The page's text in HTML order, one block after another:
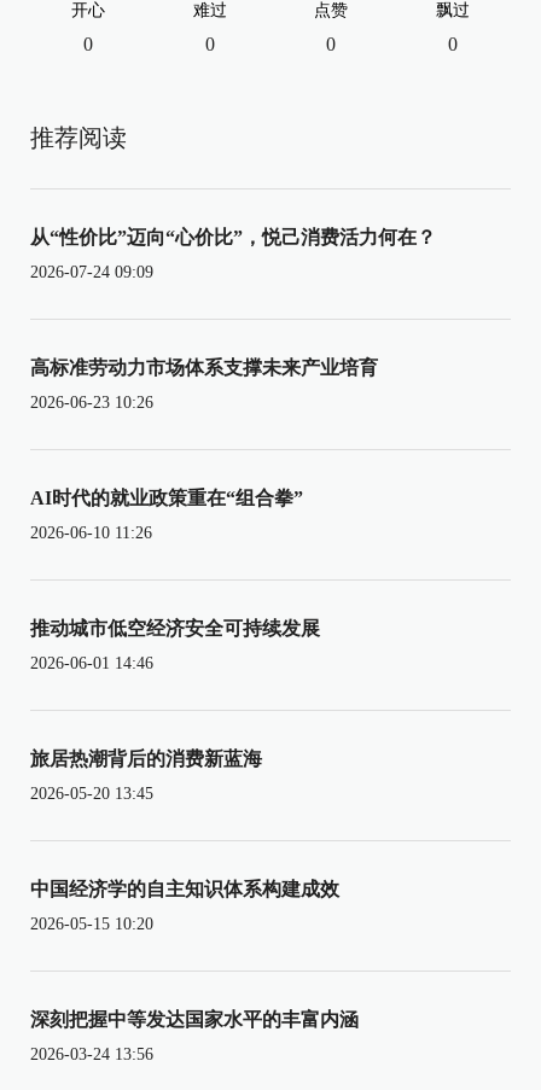
开心
0
难过
0
点赞
0
飘过
0
推荐阅读
从“性价比”迈向“心价比”，悦己消费活力何在？
2026-07-24 09:09
高标准劳动力市场体系支撑未来产业培育
2026-06-23 10:26
AI时代的就业政策重在“组合拳”
2026-06-10 11:26
推动城市低空经济安全可持续发展
2026-06-01 14:46
旅居热潮背后的消费新蓝海
2026-05-20 13:45
中国经济学的自主知识体系构建成效
2026-05-15 10:20
深刻把握中等发达国家水平的丰富内涵
2026-03-24 13:56